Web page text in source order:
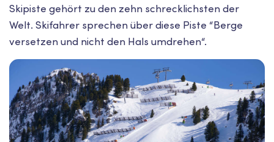
Skipiste gehört zu den zehn schrecklichsten der
Welt. Skifahrer sprechen über diese Piste “Berge
versetzen und nicht den Hals umdrehen“.